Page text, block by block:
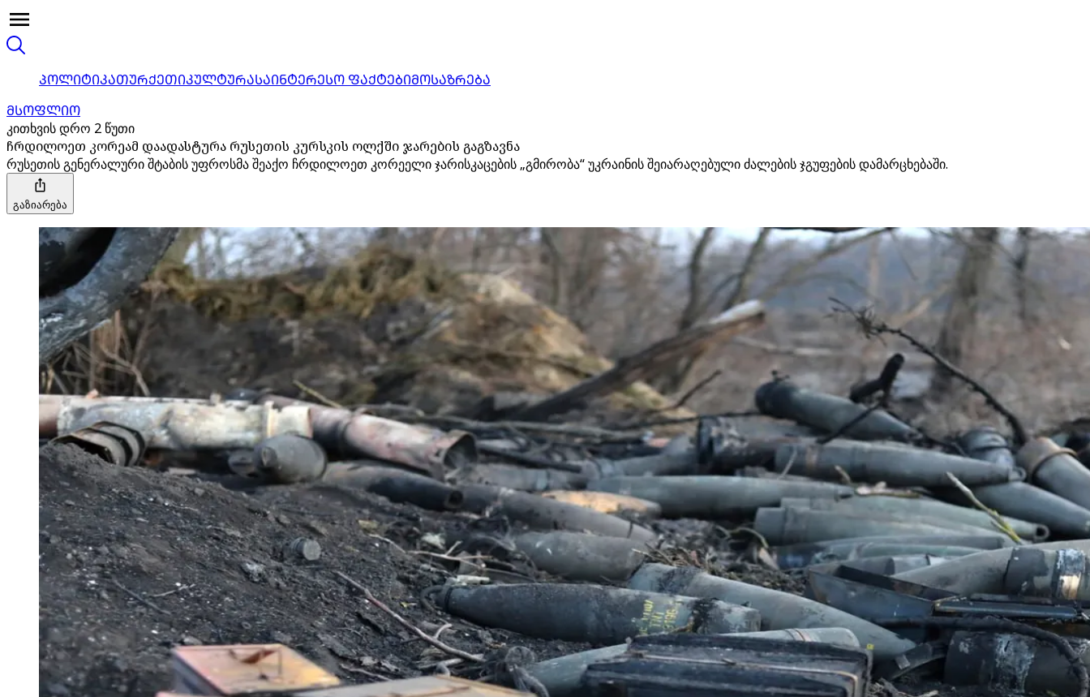
ᲞᲝᲚᲘᲢᲘᲙᲐᲗᲣᲠᲥᲔᲗᲘᲙᲣᲚᲢᲣᲠᲐᲡᲐᲘᲜᲢᲔᲠᲔᲡᲝ ᲤᲐᲥᲢᲔᲑᲘᲛᲝᲡᲐᲖᲠᲔᲑᲐ
ᲛᲡᲝᲤᲚᲘᲝ
კითხვის დრო 2 წუთი
ჩრდილოეთ კორეამ დაადასტურა რუსეთის კურსკის ოლქში ჯარების გაგზავნა
რუსეთის გენერალური შტაბის უფროსმა შეაქო ჩრდილოეთ კორეელი ჯარისკაცების „გმირობა“ უკრაინის შეიარაღებული ძალების ჯგუფების დამარცხებაში.
გაზიარება